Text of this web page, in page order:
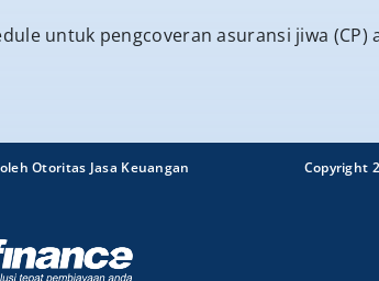
untuk pengcoveran asuransi jiwa
Otoritas Jasa Keuangan Copyright